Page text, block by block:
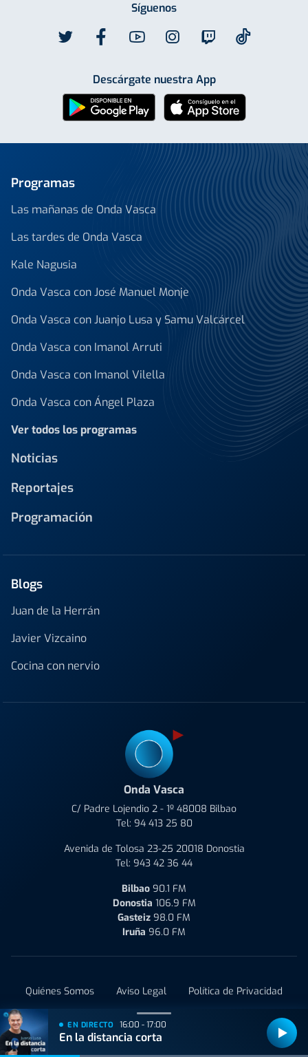
Síguenos
Descárgate nuestra App
Programas
Las mañanas de Onda Vasca
Las tardes de Onda Vasca
Kale Nagusia
Onda Vasca con José Manuel Monje
Onda Vasca con Juanjo Lusa y Samu Valcárcel
Onda Vasca con Imanol Arruti
Onda Vasca con Imanol Vilella
Onda Vasca con Ángel Plaza
Ver todos los programas
Noticias
Reportajes
Programación
Blogs
Juan de la Herrán
Javier Vizcaino
Cocina con nervio
Onda Vasca
C/ Padre Lojendio 2 - 1º 48008 Bilbao
Tel: 94 413 25 80
Avenida de Tolosa 23-25 20018 Donostia
Tel: 943 42 36 44
Bilbao 90.1 FM
Donostia 106.9 FM
Gasteiz 98.0 FM
Iruña 96.0 FM
Quiénes Somos Aviso Legal
Política de Privacidad
Política de Cookies
Condiciones de uso y Contratación
Administrar Utiq
EN DIRECTO 16:00 - 17:00
En la distancia corta